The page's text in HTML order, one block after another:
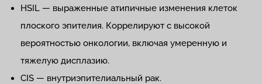
HSIL — выраженные атипичные изменения клеток
плоского эпителия. Коррелируют с высокой
вероятностью онкологии, включая умеренную и
тяжелую дисплазию.
CIS — внутриэпителиальный рак.